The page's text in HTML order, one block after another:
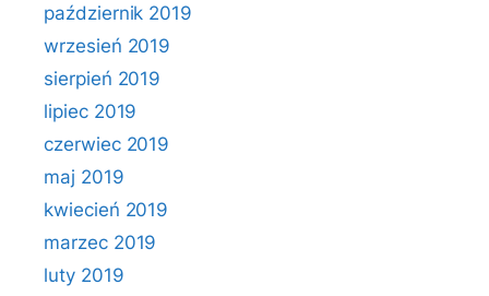
październik 2019
wrzesień 2019
sierpień 2019
lipiec 2019
czerwiec 2019
maj 2019
kwiecień 2019
marzec 2019
luty 2019